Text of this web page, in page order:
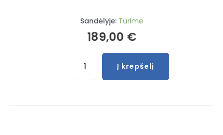
Sandėlyje: Turime
189,00 €
Į krepšelį